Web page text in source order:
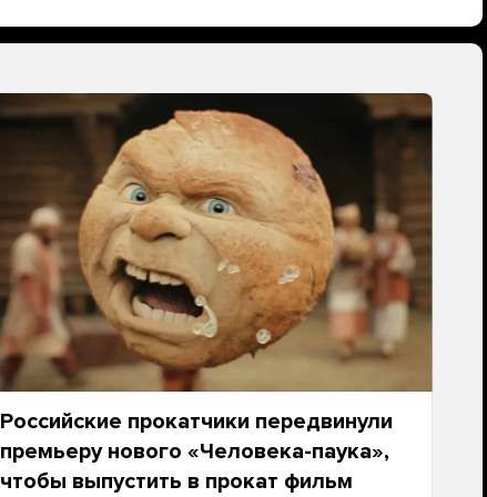
Российские прокатчики передвинули
премьеру нового «Человека-паука»,
чтобы выпустить в прокат фильм